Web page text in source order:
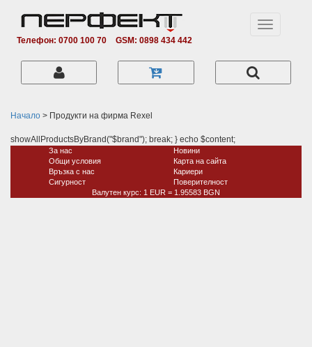
Телефон: 0700 100 70 GSM: 0898 434 442
Toggle
Начало > Продукти на фирма Rexel
showAllProductsByBrand("$brand"); break; } echo $content;
За нас
Новини
Общи условия
Карта на сайта
Връзка с нас
Кариери
Сигурност
Поверитeлност
Валутен курс: 1 EUR = 1.95583 BGN